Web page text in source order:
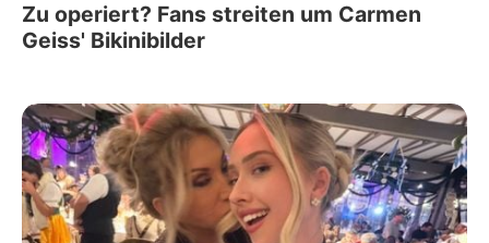
Zu operiert? Fans streiten um Carmen
Geiss' Bikinibilder